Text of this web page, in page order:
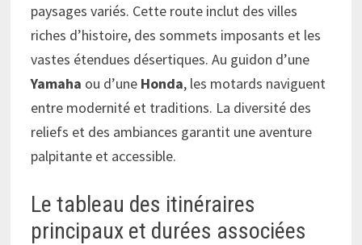
paysages variés. Cette route inclut des villes
riches d’histoire, des sommets imposants et les
vastes étendues désertiques. Au guidon d’une
Yamaha ou d’une Honda, les motards naviguent
entre modernité et traditions. La diversité des
reliefs et des ambiances garantit une aventure
palpitante et accessible.
Le tableau des itinéraires
principaux et durées associées